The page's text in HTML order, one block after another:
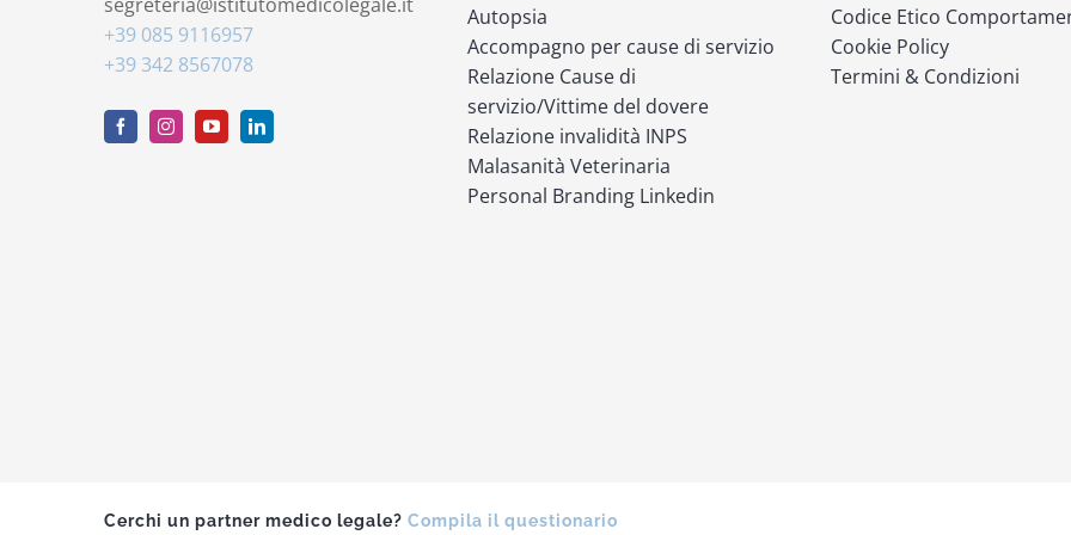
+39 085 9116957
+39 342 8567078
Autopsia
Accompagno per cause di servizio
Relazione Cause di
servizio/Vittime del dovere
Relazione invalidità INPS
Malasanità Veterinaria
Personal Branding Linkedin
Codice Etico
Cookie Policy
Termini & Condizioni
Cerchi un partner medico legale? Compila il questionario